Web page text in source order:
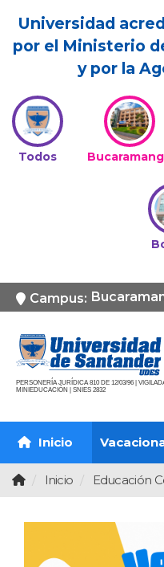
Universidad
por el Ministerio
y por la
Todos
Campus:
PERSONERÍA JURÍDICA 810 DE 12/03/96 |
MINIEDUCACIÓN | SNIES 2832
Inicio
Inicio Educación